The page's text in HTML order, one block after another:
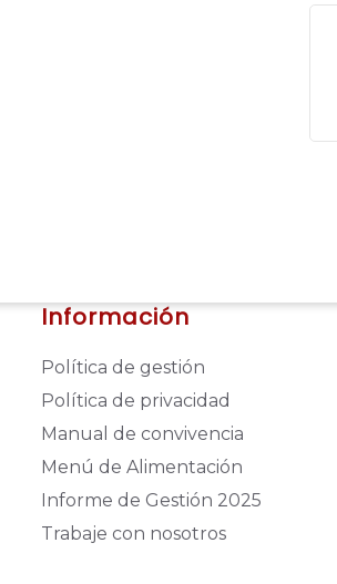
Información
Política de gestión
Política de privacidad
Manual de convivencia
Menú de Alimentación
Informe de Gestión 2025
Trabaje con nosotros